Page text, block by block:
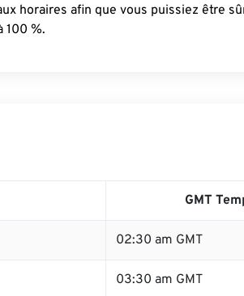
horaires afin que vous puissiez être
100 %.
GMT
02:30 am GMT
03:30 am GMT